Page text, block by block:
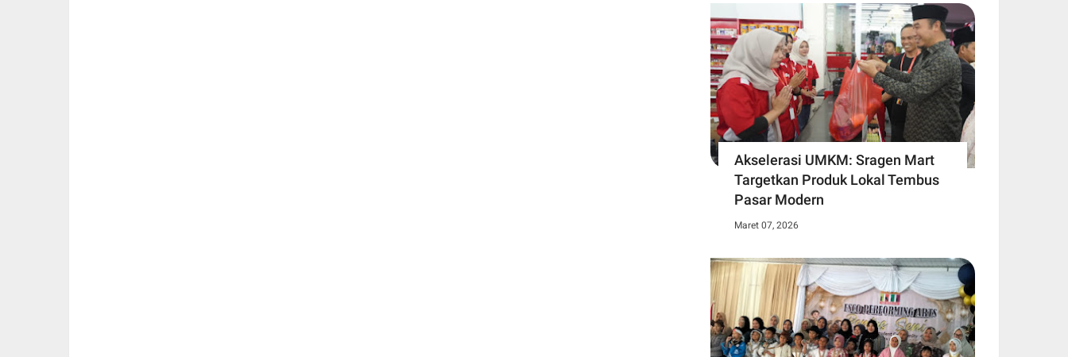
Akselerasi UMKM: Sragen Mart
Targetkan Produk Lokal Tembus
Pasar Modern
Maret 07, 2026